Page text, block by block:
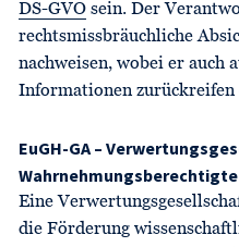
DS-GVO sein. Der
rechtsmissbräuchliche
nachweisen, wobei er auch
Informationen zurückreifen
EuGH-GA –
Eine
die Förderung